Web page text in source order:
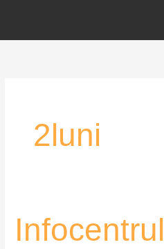
content
2luni
Infocentrul
Infocentrul
Primăriei